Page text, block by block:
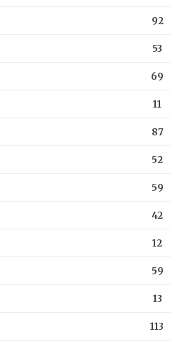
92
53
69
11
87
52
59
42
12
59
13
113